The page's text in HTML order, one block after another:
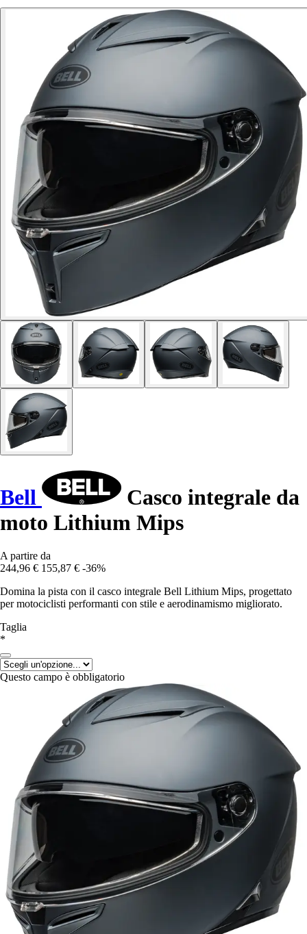
Bell
Casco integrale da
moto Lithium Mips
A partire da
244,96 € 155,87 € -36%
Domina la pista con il casco integrale Bell Lithium Mips, progettato
per motociclisti performanti con stile e aerodinamismo migliorato.
Taglia
*
Questo campo è obbligatorio